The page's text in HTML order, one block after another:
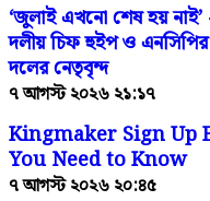
‘জুলাই এখনো শেষ হয় নাই’ -
দলীয় চিফ হুইপ ও
দলের নেতৃবৃন্দ
৭ আগস্ট ২০২৬ ২১:১৭
Kingmaker Sign Up
You Need to Know
৭ আগস্ট ২০২৬ ২০:৪৫